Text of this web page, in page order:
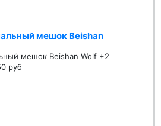
мешок Beishan
мешок Beishan Wolf +2
руб